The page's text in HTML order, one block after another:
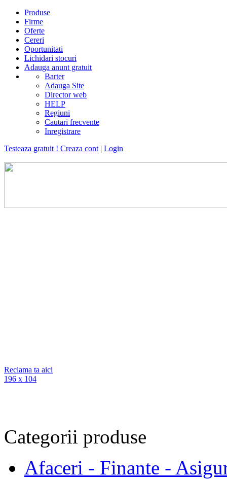
Produse
Firme
Oferte
Cereri
Oportunitati
Lichidari stocuri
Adauga anunt gratuit
Barter
Adauga Site
Director web
HELP
Regiuni
Cautari frecvente
Inregistrare
Testeaza gratuit ! Creaza cont | Login
Reclama ta aici
196 x 104
Categorii produse
Afaceri - Finante -